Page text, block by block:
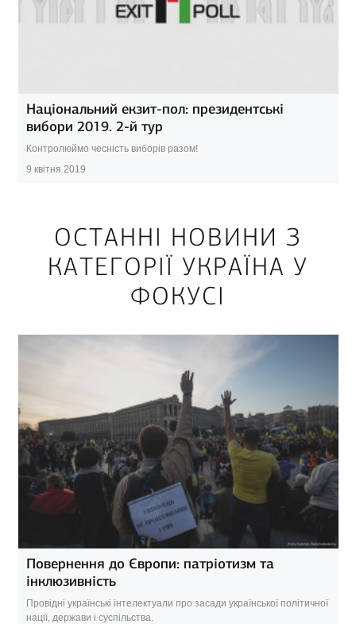
Національний екзит-пол: президентські
вибори 2019. 2-й тур
Контролюймо чесність виборів разом!
9 квітня 2019
ОСТАННІ НОВИНИ З
КАТЕГОРІЇ УКРАЇНА У
ФОКУСІ
Повернення до Європи: патріотизм та
інклюзивність
Провідні українські інтелектуали про засади української політичної
нації, держави і суспільства.